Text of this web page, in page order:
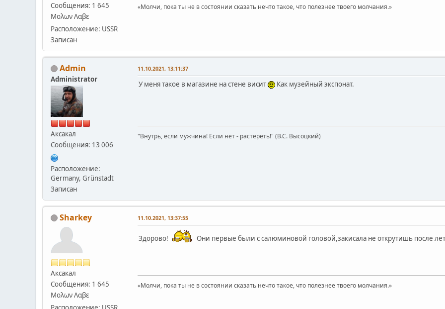
Сообщения: 1 645
Μολων Λαβε
Расположение: USSR
Записан
«Молчи, пока ты не в состоянии сказать нечто такое, что полезнее твоего молчания.»
Admin
Administrator
Аксакал
Сообщения: 13 006
Расположение:
Germany, Grünstadt
Записан
11.10.2021, 13:11:37
У меня такое в магазине на стене висит Как музейный экспонат.
"Внутрь, если мужчина! Если нет - растереть!" (В.С. Высоцкий)
Sharkey
Аксакал
Сообщения: 1 645
Μολων Λαβε
11.10.2021, 13:37:55
Здорово! Они первые были с салюминовой головой,закисала не открутишь после
«Молчи, пока ты не в состоянии сказать нечто такое, что полезнее твоего молчания.»